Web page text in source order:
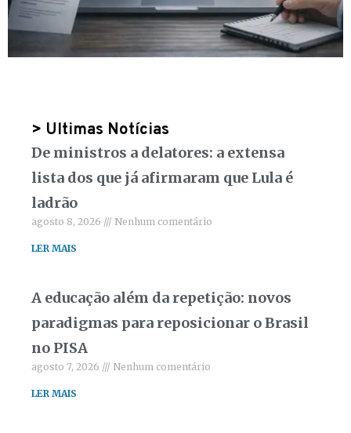
> Ultimas Notícias
De ministros a delatores: a extensa
lista dos que já afirmaram que Lula é
ladrão
agosto 8, 2026 Nenhum comentário
LER MAIS
A educação além da repetição: novos
paradigmas para reposicionar o Brasil
no PISA
agosto 7, 2026 Nenhum comentário
LER MAIS